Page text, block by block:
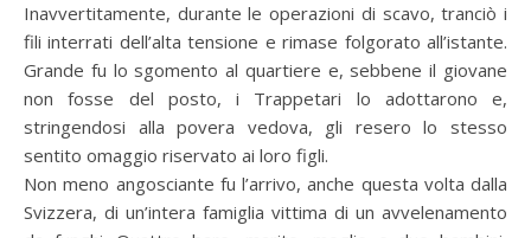
Inavvertitamente, durante le operazioni di scavo, tranciò i
fili interrati dell’alta tensione e rimase folgorato all’istante.
Grande fu lo sgomento al quartiere e, sebbene il giovane
non fosse del posto, i Trappetari lo adottarono e,
stringendosi alla povera vedova, gli resero lo stesso
sentito omaggio riservato ai loro figli.
Non meno angosciante fu l’arrivo, anche questa volta dalla
Svizzera, di un’intera famiglia vittima di un avvelenamento